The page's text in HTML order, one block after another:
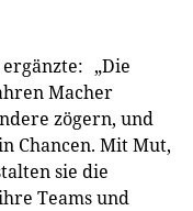
„Die
Macher
zögern, und
Chancen. Mit Mut,
sie die
Teams und